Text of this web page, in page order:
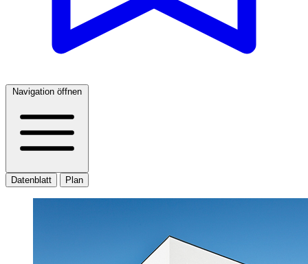
Navigation öffnen
Datenblatt Plan